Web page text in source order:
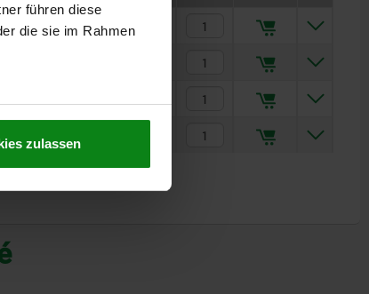
führen diese
die sie im Rahmen
zulassen
2,17 CHF